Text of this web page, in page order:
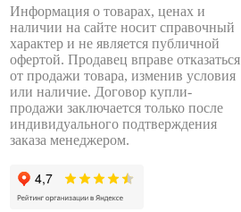
Информация о товарах, ценах и
наличии на сайте носит справочный
характер и не является публичной
офертой. Продавец вправе отказаться
от продажи товара, изменив условия
или наличие. Договор купли-
продажи заключается только после
индивидуального подтверждения
заказа менеджером.